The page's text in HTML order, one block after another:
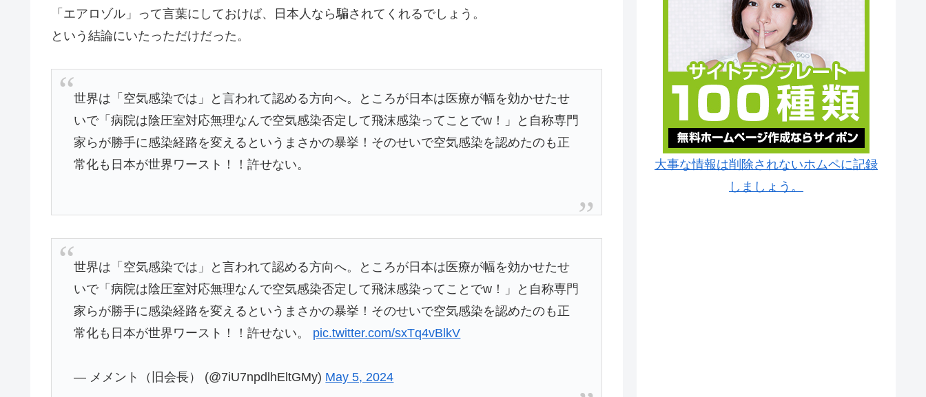
「エアロゾル」って言葉にしておけば、日本人なら騙されてくれるでしょう。
という結論にいたっただけだった。
世界は「空気感染では」と言われて認める方向へ。ところが日本は医療が幅を効かせたせ
いで「病院は陰圧室対応無理なんで空気感染否定して飛沫感染ってことでw！」と自称専門
家らが勝手に感染経路を変えるというまさかの暴挙！そのせいで空気感染を認めたのも正
常化も日本が世界ワースト！！許せない。
世界は「空気感染では」と言われて認める方向へ。ところが日本は医療が幅を効かせたせ
いで「病院は陰圧室対応無理なんで空気感染否定して飛沫感染ってことでw！」と自称専門
家らが勝手に感染経路を変えるというまさかの暴挙！そのせいで空気感染を認めたのも正
常化も日本が世界ワースト！！許せない。 pic.twitter.com/sxTq4vBlkV
— メメント（旧会長） (@7iU7npdlhEltGMy) May 5, 2024
大事な情報は削除されないホムペに記録
しましょう。